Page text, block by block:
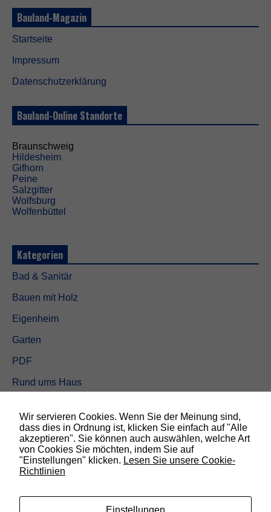
Bauland-Magazin
Startseite
Impressum
Datenschutzerklärung
Bauland-Online Standorte
Braunschweig
Hildesheim
Gifhorn
Peine
Salzgitter
Wolfsburg
Wolfenbüttel
Kategorien
Bad & Sanitär
Bauen mit Holz
Eigenheim
Garten
PDF
Rund ums Haus
Sicherheit
SUCHEN
Wir servieren Cookies. Wenn Sie der Meinung sind,
dass dies in Ordnung ist, klicken Sie einfach auf "Alle
akzeptieren". Sie können auch auswählen, welche Art
von Cookies Sie möchten, indem Sie auf
"Einstellungen" klicken. Lesen Sie unsere Cookie-
Richtlinien
Einstellungen
N
o
t
n
d